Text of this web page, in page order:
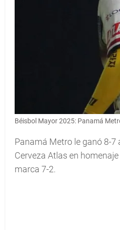
Béisbol Mayor 2025: Panamá
Panamá Metro le ganó 8-7
Cerveza Atlas en
marca 7-2.